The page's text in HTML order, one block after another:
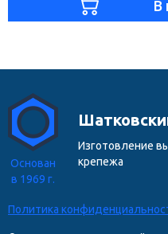
Основан
в 1969 г.
Изготовление
крепежа
Политика